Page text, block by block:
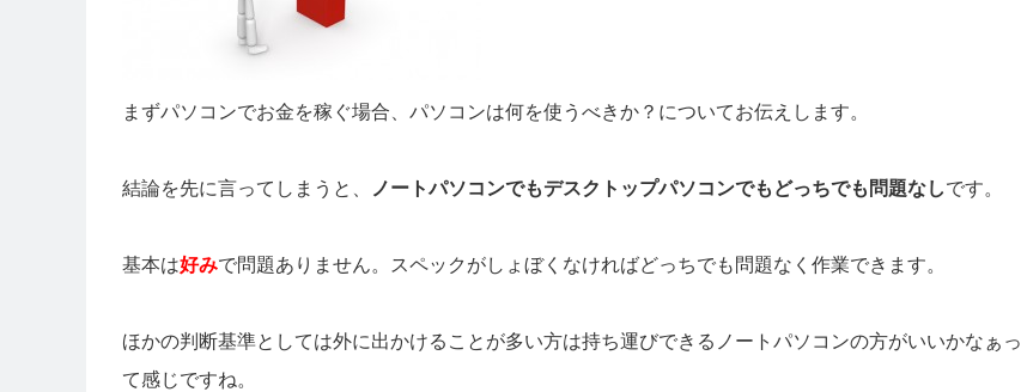
まずパソコンでお金を稼ぐ場合、パソコンは何を使うべきか？についてお伝えします。
結論を先に言ってしまうと、 ノートパソコンでもデスクトップパソコンでもどっちでも問題なしです。
基本は好みで問題ありません。スペックがしょぼくなければどっちでも問題なく作業できます。
ほかの判断基準としては外に出かけることが多い方は持ち運びできるノートパソコンの方がいいかなぁっ
て感じですね。